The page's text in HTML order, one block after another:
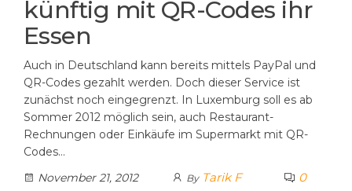
künftig mit QR-Codes ihr
Essen
Auch in Deutschland kann bereits mittels PayPal und
QR-Codes gezahlt werden. Doch dieser Service ist
zunächst noch eingegrenzt. In Luxemburg soll es ab
Sommer 2012 möglich sein, auch Restaurant-
Rechnungen oder Einkäufe im Supermarkt mit QR-
Codes…
November 21, 2012
By Tarik F 0